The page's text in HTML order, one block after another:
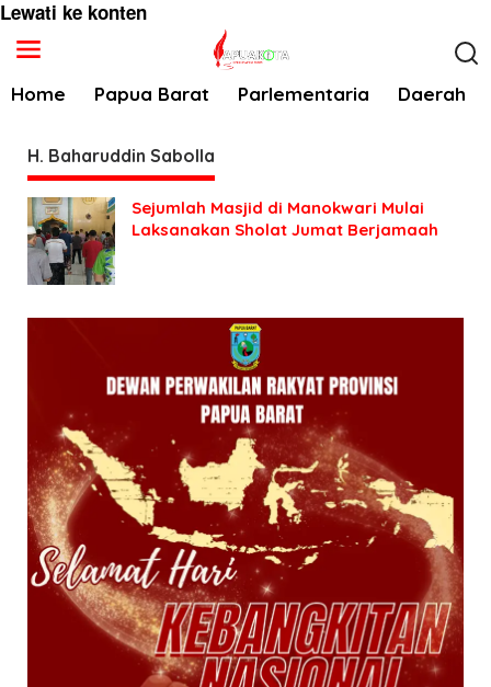
Lewati ke konten
Home Papua Barat Parlementaria Daerah
H. Baharuddin Sabolla
Sejumlah Masjid di Manokwari Mulai
Laksanakan Sholat Jumat Berjamaah